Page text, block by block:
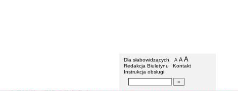
Urząd Miejski w
Menu dodatkowe
Dla słabowidzących A pomniejsz czcionkę
A standardowy rozmiar
A
Redakcja Biuletynu
Kontakt
Instrukcja obsługi
Wyszukiwarka artykułów